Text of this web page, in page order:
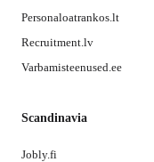
Personaloatrankos.lt
Recruitment.lv
Varbamisteenused.ee
Scandinavia
Jobly.fi